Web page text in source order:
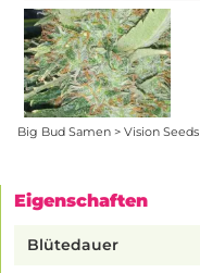
Big Bud Samen > Vision Seeds
Eigenschaften
Blütedauer